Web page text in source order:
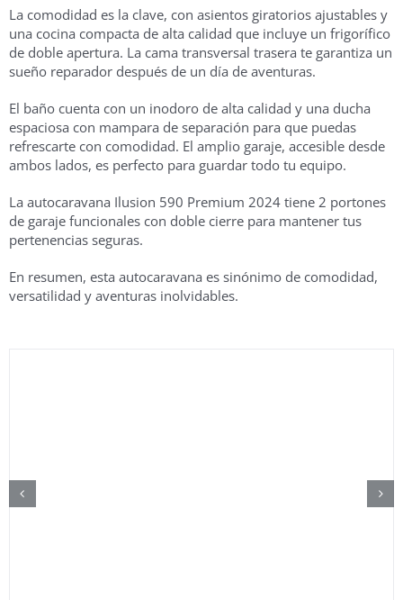
La comodidad es la clave, con asientos giratorios ajustables y
una cocina compacta de alta calidad que incluye un frigorífico
de doble apertura. La cama transversal trasera te garantiza un
sueño reparador después de un día de aventuras.
El baño cuenta con un inodoro de alta calidad y una ducha
espaciosa con mampara de separación para que puedas
refrescarte con comodidad. El amplio garaje, accesible desde
ambos lados, es perfecto para guardar todo tu equipo.
La autocaravana Ilusion 590 Premium 2024 tiene 2 portones
de garaje funcionales con doble cierre para mantener tus
pertenencias seguras.
En resumen, esta autocaravana es sinónimo de comodidad,
versatilidad y aventuras inolvidables.